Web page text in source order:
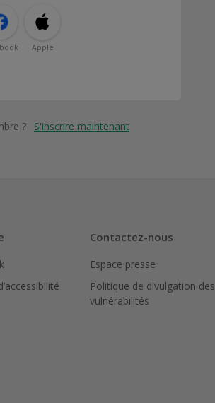
Apple
? S'inscrire maintenant
Contactez-nous
Espace presse
Politique de divulgation des
vulnérabilités